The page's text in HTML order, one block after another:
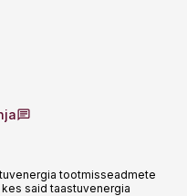
tootmisseadmete
said taastuvenergia